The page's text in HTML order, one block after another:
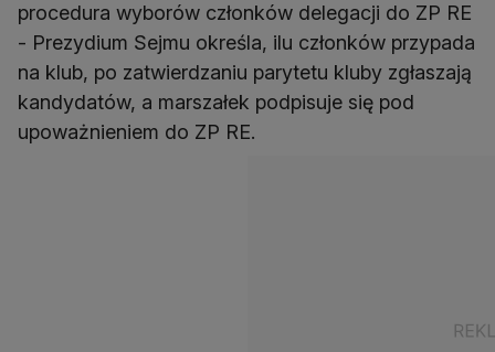
procedura wyborów członków delegacji do ZP RE
- Prezydium Sejmu określa, ilu członków przypada
na klub, po zatwierdzaniu parytetu kluby zgłaszają
kandydatów, a marszałek podpisuje się pod
upoważnieniem do ZP RE.